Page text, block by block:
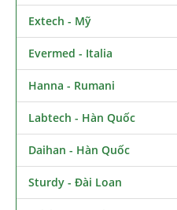
Extech - Mỹ
Evermed - Italia
Hanna - Rumani
Labtech - Hàn Quốc
Daihan - Hàn Quốc
Sturdy - Đài Loan